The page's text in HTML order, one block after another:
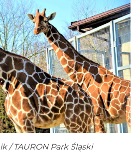
/ TAURON Park Śląski